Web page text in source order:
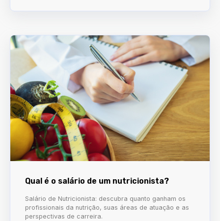
Qual é o salário de um nutricionista?
Salário de Nutricionista: descubra quanto ganham os
profissionais da nutrição, suas áreas de atuação e as
perspectivas de carreira.